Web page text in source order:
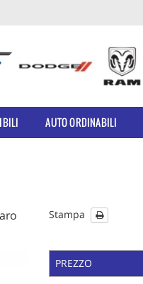
AUTO ORDINABILI
Stampa
PREZZO